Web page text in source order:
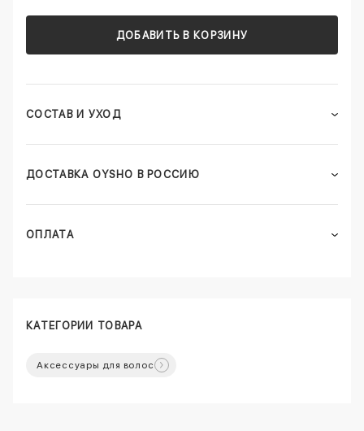
ДОБАВИТЬ В КОРЗИНУ
СОСТАВ И УХОД
ДОСТАВКА OYSHO В РОССИЮ
ОПЛАТА
КАТЕГОРИИ ТОВАРА
Аксессуары для волос